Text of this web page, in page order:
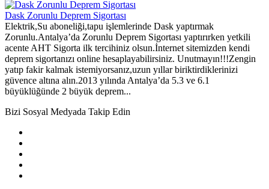
Dask Zorunlu Deprem Sigortası
Elektrik,Su aboneliği,tapu işlemlerinde Dask yaptırmak
Zorunlu.Antalya’da Zorunlu Deprem Sigortası yaptırırken yetkili
acente AHT Sigorta ilk tercihiniz olsun.İnternet sitemizden kendi
deprem sigortanızı online hesaplayabilirsiniz. Unutmayın!!!Zengin
yatıp fakir kalmak istemiyorsanız,uzun yıllar biriktirdiklerinizi
güvence altına alın.2013 yılında Antalya’da 5.3 ve 6.1
büyüklüğünde 2 büyük deprem...
Bizi Sosyal Medyada Takip Edin